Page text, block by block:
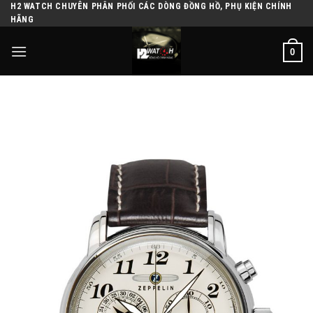
Skip
to
content
H2 WATCH CHUYÊN PHÂN PHỐI CÁC DÒNG ĐỒNG HỒ, PHỤ KIỆN CHÍNH
HÃNG
0